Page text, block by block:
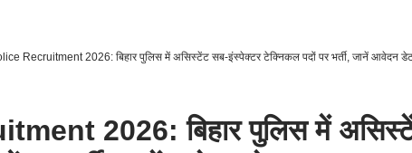
Recruitment 2026: बिहार पुलिस में असिस्टेंट सब-इंस्पेक्टर टेक्निकल पदों पर भर्ती, जानें आवेदन
2026: बिहार पुलिस में